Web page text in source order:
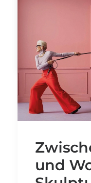
Objekt
und